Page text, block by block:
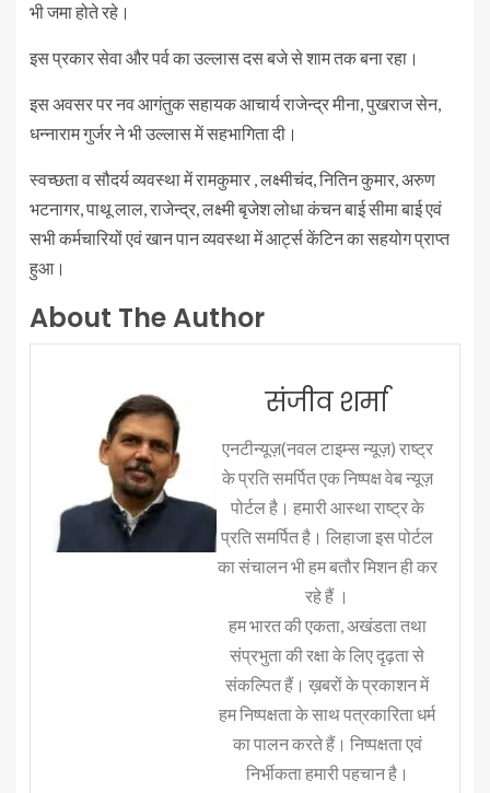
भी जमा होते रहे।
इस प्रकार सेवा और पर्व का उल्लास दस बजे से शाम तक बना रहा।
इस अवसर पर नव आगंतुक सहायक आचार्य राजेन्द्र मीना, पुखराज सेन,
धन्नाराम गुर्जर ने भी उल्लास में सहभागिता दी।
स्वच्छता व सौदर्य व्यवस्था में रामकुमार , लक्ष्मीचंद, नितिन कुमार, अरुण
भटनागर, पाथू लाल, राजेन्द्र, लक्ष्मी बृजेश लोधा कंचन बाई सीमा बाई एवं
सभी कर्मचारियों एवं खान पान व्यवस्था में आर्ट्स केंटिन का सहयोग प्राप्त
हुआ।
About The Author
संजीव शर्मा
एनटीन्यूज़(नवल टाइम्स न्यूज़) राष्ट्र
के प्रति समर्पित एक निष्पक्ष वेब न्यूज़
पोर्टल है। हमारी आस्था राष्ट्र के
प्रति समर्पित है। लिहाजा इस पोर्टल
का संचालन भी हम बतौर मिशन ही कर
रहे हैं ।
हम भारत की एकता, अखंडता तथा
संप्रभुता की रक्षा के लिए दृढ़ता से
संकल्पित हैं। ख़बरों के प्रकाशन में
हम निष्पक्षता के साथ पत्रकारिता धर्म
का पालन करते हैं। निष्पक्षता एवं
निर्भीकता हमारी पहचान है।